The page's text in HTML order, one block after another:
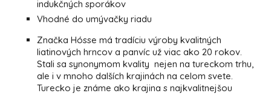
indukčných sporákov
Vhodné do umývačky riadu
Značka Hósse má tradíciu výroby kvalitných
liatinových hrncov a panvíc už viac ako 20 rokov.
Stali sa synonymom kvality nejen na tureckom trhu,
ale i v mnoho dalších krajinách na celom svete.
Turecko je známe ako krajina s najkvalitnejšou